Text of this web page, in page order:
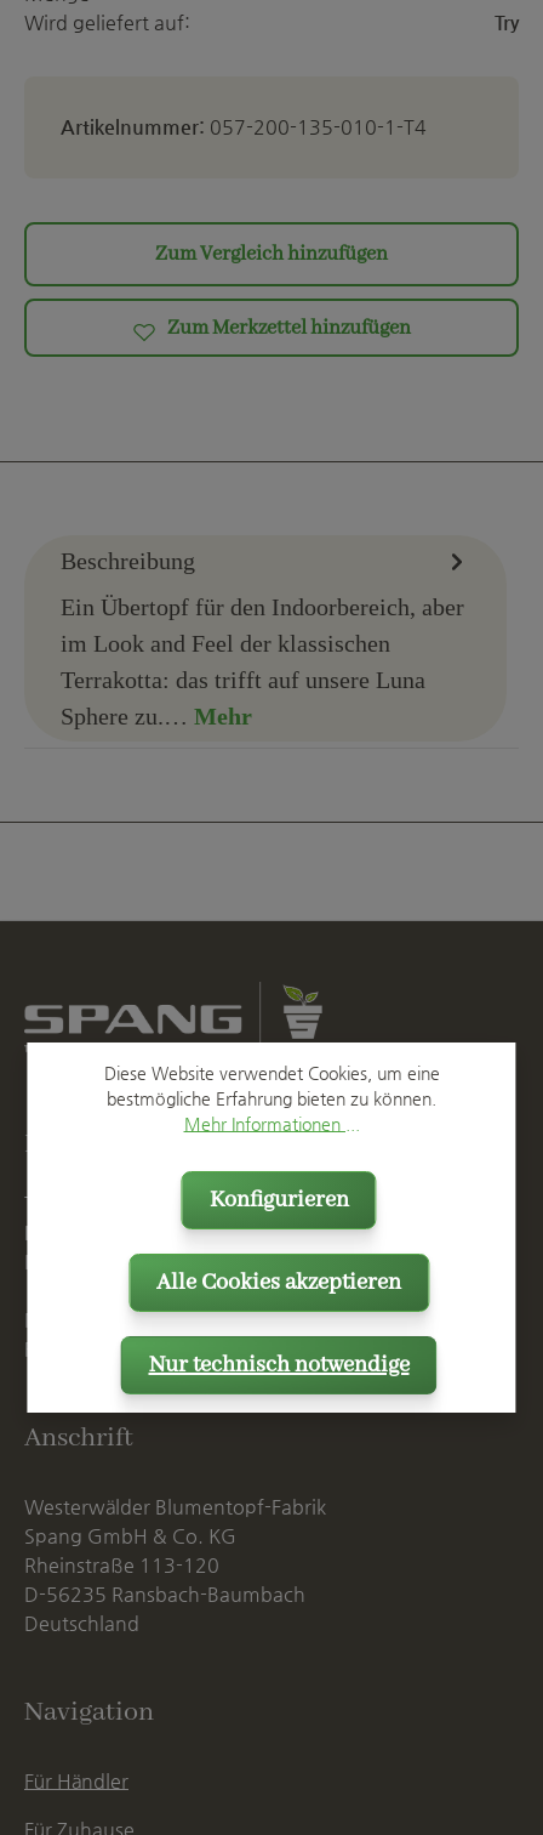
Wird geliefert auf:
Try
Artikelnummer: 057-200-135-010-1-T4
Zum Vergleich hinzufügen
Zum Merkzettel hinzufügen
Beschreibung
Ein Übertopf für den Indoorbereich, aber
im Look and Feel der klassischen
Terrakotta: das trifft auf unsere Luna
Sphere zu.… Mehr
Kontakt
T
F
+49 2623 887 149
E
info@spang.de
Mo. - Do. 07:15 - 16:00 Uhr
Fr. bis 14:00 Uhr
Anschrift
Westerwälder Blumentopf-Fabrik
Spang GmbH & Co. KG
Rheinstraße 113-120
D-56235 Ransbach-Baumbach
Deutschland
Navigation
Für Händler
Für Zuhause
Diese Website verwendet Cookies, um eine
bestmögliche Erfahrung bieten zu können.
Mehr Informationen ...
Nur technisch notwendige
Konfigurieren
Alle Cookies akzeptieren